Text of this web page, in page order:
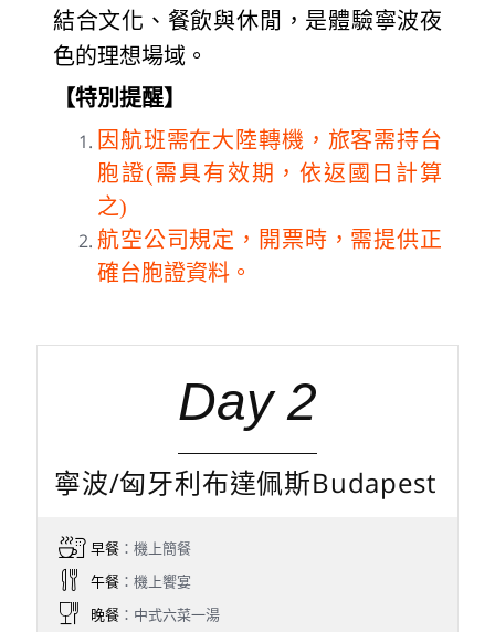
結合文化、餐飲與休閒，是體驗寧波夜
色的理想場域。
【特別提醒】
因航班需在大陸轉機，旅客需持台
胞證(需具有效期，依返國日計算
之)
航空公司規定，開票時，需提供正
確台胞證資料。
Day 2
寧波/匈牙利布達佩斯Budapest
早餐：機上簡餐
午餐：機上饗宴
晚餐：中式六菜一湯